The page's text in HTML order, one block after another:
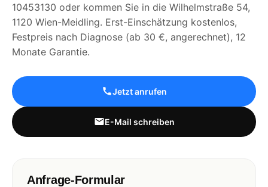
10453130 oder kommen Sie in die Wilhelmstraße 54,
1120 Wien-Meidling. Erst-Einschätzung kostenlos,
Festpreis nach Diagnose (ab 30 €, angerechnet), 12
Monate Garantie.
Jetzt anrufen
E-Mail schreiben
Anfrage-Formular